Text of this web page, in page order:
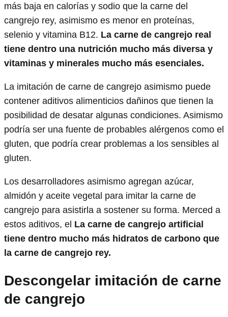
más baja en calorías y sodio que la carne del
cangrejo rey, asimismo es menor en proteínas,
selenio y vitamina B12. La carne de cangrejo real
tiene dentro una nutrición mucho más diversa y
vitaminas y minerales mucho más esenciales.
La imitación de carne de cangrejo asimismo puede
contener aditivos alimenticios dañinos que tienen la
posibilidad de desatar algunas condiciones. Asimismo
podría ser una fuente de probables alérgenos como el
gluten, que podría crear problemas a los sensibles al
gluten.
Los desarrolladores asimismo agregan azúcar,
almidón y aceite vegetal para imitar la carne de
cangrejo para asistirla a sostener su forma. Merced a
estos aditivos, el La carne de cangrejo artificial
tiene dentro mucho más hidratos de carbono que
la carne de cangrejo rey.
Descongelar imitación de carne
de cangrejo